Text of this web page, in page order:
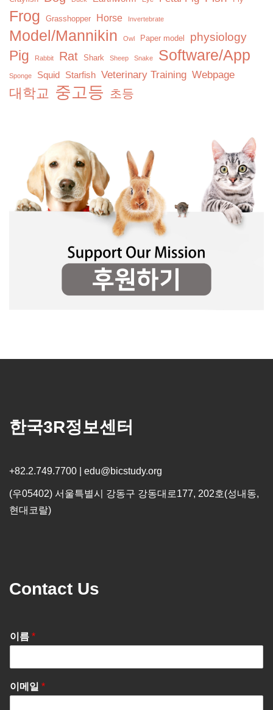
Frog Grasshopper Horse Invertebrate
Model/Mannikin Owl Paper model physiology
Pig Rabbit Rat Shark Sheep Snake Software/App
Sponge Squid Starfish Veterinary Training Webpage
대학교 중고등 초등
한국3R정보센터
+82.2.749.7700 | edu@bicstudy.org
(우05402) 서울특별시 강동구 강동대로177, 202호(성내동,
현대코랄)
Contact Us
이름 *
이메일 *